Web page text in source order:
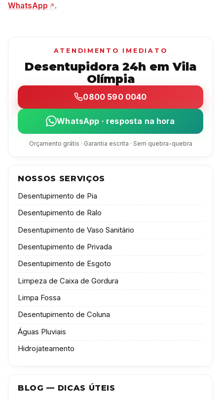
WhatsApp
.
ATENDIMENTO IMEDIATO
Desentupidora 24h em Vila
Olímpia
0800 590 0040
WhatsApp · resposta na hora
Orçamento grátis · Garantia escrita · Sem quebra-quebra
NOSSOS SERVIÇOS
Desentupimento de Pia
Desentupimento de Ralo
Desentupimento de Vaso Sanitário
Desentupimento de Privada
Desentupimento de Esgoto
Limpeza de Caixa de Gordura
Limpa Fossa
Desentupimento de Coluna
Águas Pluviais
Hidrojateamento
BLOG — DICAS ÚTEIS